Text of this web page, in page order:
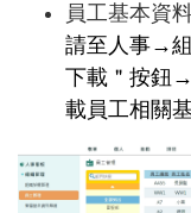
員工基本資料
請至 人事→
下載＂按鈕
載員工相關